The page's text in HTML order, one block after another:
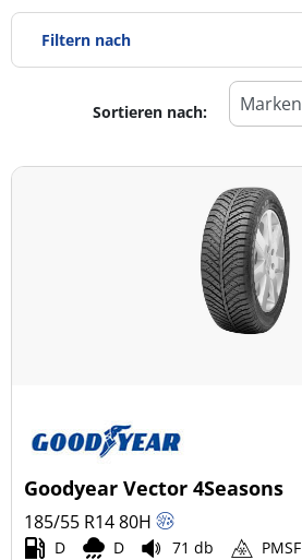
Filtern nach
Reifentyp
Alle Arten (33)
Ganzjahresreifen (7)
Pkw (33)
Transporter (0)
Wohnmobil (0)
Sortieren nach:
Goodyear Vector 4Seasons
185/55 R1480H
D D 71 db PMSF